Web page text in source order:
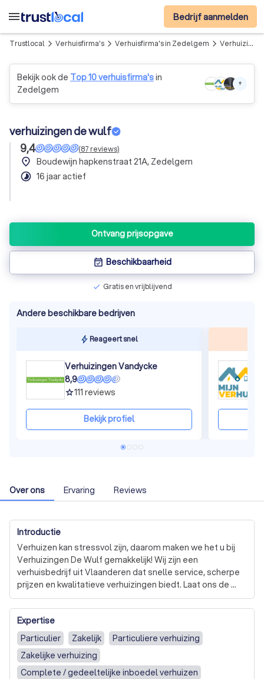
menu Bedrijf aanmelden
Trustlocal arrow_forward_ios Verhuisfirma's arrow_forward_ios Verhuisfirma's in Zedelgem arrow_forward_ios Verhuizingen de wulf
Bekijk ook de Top 10 verhuisfirma'sin
Zedelgem
+
verhuizingen de wulf
9,4
(87reviews)
place Boudewijn hapkenstraat 21A, Zedelgem
timelapse 16 jaar actief
Ontvang prijsopgave
event_available Beschikbaarheid
check Gratis en vrijblijvend
Andere beschikbare bedrijven
Reageert snel
Verhuizingen Vandycke
8,9
grade111 reviews
Bekijk profiel
Over ons Ervaring Reviews
Introductie
Verhuizen kan stressvol zijn, daarom maken we het u bij
Verhuizingen De Wulf gemakkelijk! Wij zijn een
verhuisbedrijf uit Vlaanderen dat snelle service, scherpe
prijzen en kwalitatieve verhuizingen biedt. Laat ons de
last van uw verhuizing dragen - stressvrij en soepel!
#verhuizingendewulf
Maak ruimte vrij en kom naar ons voor al uw
opslagbehoeften - ongeacht hoe lang of kort! Wij
garanderen veilige en betrouwbare opslagdiensten
waarop u kunt rekenen.
Expertise
Particulier
Zakelijk
Particuliere verhuizing
Zakelijke verhuizing
Complete / gedeeltelijke inboedel verhuizen